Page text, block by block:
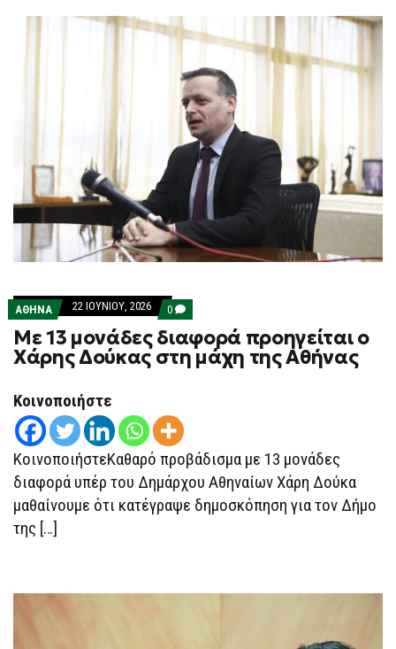
ΑΘΗΝΑ 22 ΙΟΥΝΊΟΥ, 2026 0 COMMENTS
ON
ΜΕ
13
ΜΟΝΆΔΕΣ
ΧΆΡΗΣ
ΔΟΎΚΑΣ
ΣΤΗ
ΜΆΧΗ
ΤΗΣ
ΑΘΉΝΑΣ
Με 13 μονάδες διαφορά προηγείται ο
Χάρης Δούκας στη μάχη της Αθήνας
Κοινοποιήστε
ΚοινοποιήστεΚαθαρό προβάδισμα με 13 μονάδες
διαφορά υπέρ του Δημάρχου Αθηναίων Χάρη Δούκα
μαθαίνουμε ότι κατέγραψε δημοσκόπηση για τον Δήμο
της […]